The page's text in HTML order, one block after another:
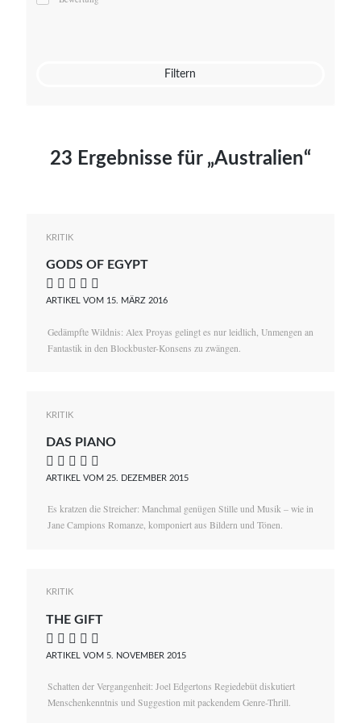
Mato von Vogelstein
Filtern
23 Ergebnisse für „Australien“
KRITIK
GODS OF EGYPT
    
ARTIKEL VOM 15. MÄRZ 2016
Gedämpfte Wildnis: Alex Proyas gelingt es nur leidlich, Unmengen an
Fantastik in den Blockbuster-Konsens zu zwängen.
KRITIK
DAS PIANO
    
ARTIKEL VOM 25. DEZEMBER 2015
Es kratzen die Streicher: Manchmal genügen Stille und Musik – wie in
Jane Campions Romanze, komponiert aus Bildern und Tönen.
KRITIK
THE GIFT
    
ARTIKEL VOM 5. NOVEMBER 2015
Schatten der Vergangenheit: Joel Edgertons Regiedebüt diskutiert
Menschenkenntnis und Suggestion mit packendem Genre-Thrill.